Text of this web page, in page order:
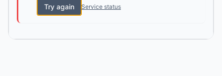
Try again Service status